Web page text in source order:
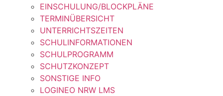
EINSCHULUNG/BLOCKPLÄNE
TERMINÜBERSICHT
UNTERRICHTSZEITEN
SCHULINFORMATIONEN
SCHULPROGRAMM
SCHUTZKONZEPT
SONSTIGE INFO
LOGINEO NRW LMS